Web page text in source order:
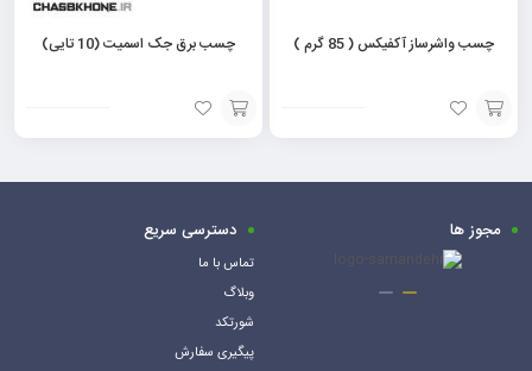
چسب واشرساز آکفیکس ( 85 گرم )
مشاهده
محصول
چسب برق جک اسمیت (10 تایی)
افزودن
به
مجوز ها دسترسی سریع
تماس با ما
وبلاگ
شورتکد
پیگیری سفارش